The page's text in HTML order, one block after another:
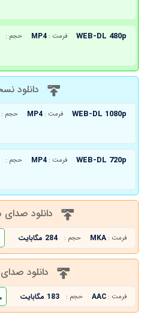
WEB-DL 480p فرمت : MP4 حجم :
دانلود
WEB-DL 1080p فرمت : MP4 حجم :
WEB-DL 720p فرمت : MP4 حجم :
دانلود صدای
فرمت : MKA حجم : 284 مگابایت
دانلود
فرمت : AAC حجم : 183 مگابایت